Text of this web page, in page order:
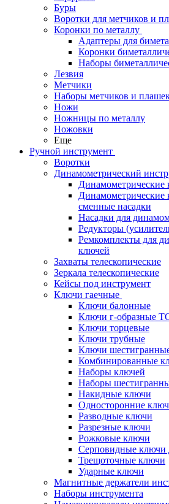
Буры
Воротки для метчиков и
Коронки по металлу
Адаптеры для
Коронки
Наборы
Лезвия
Метчики
Наборы метчиков и
Ножи
Ножницы по металлу
Ножовки
Еще
Ручной инструмент
Воротки
Динамометрический
Динамометрические
Динамометрические
сменные насадки
Насадки для
Редукторы
Ремкомплекты для
ключей
Захваты телескопические
Зеркала телескопические
Кейсы под инструмент
Ключи гаечные
Ключи балонные
Ключи г-образные
Ключи торцевые
Ключи трубные
Ключи
Комбинированные
Наборы ключей
Наборы
Накидные ключи
Односторонние
Разводные ключи
Разрезные ключи
Рожковые ключи
Серповидные ключи
Трещоточные ключи
Ударные ключи
Магнитные держатели
Наборы инструмента